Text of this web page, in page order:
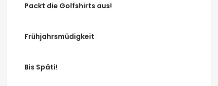
Packt die Golfshirts aus!
Frühjahrsmüdigkeit
Bis Späti!